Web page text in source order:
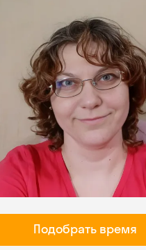
Подобрать время